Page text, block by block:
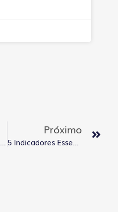
Finance Data Lake: Quais Os Benefícios?
Próximo
5 Indicadores Essenciais Do Pós Orçamento Para FP&A Monitorar